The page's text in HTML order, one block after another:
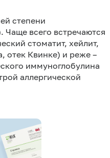
степени
Чаще всего встречаются
стоматит, хейлит,
отек Квинке) и реже –
иммуноглобулина
аллергической